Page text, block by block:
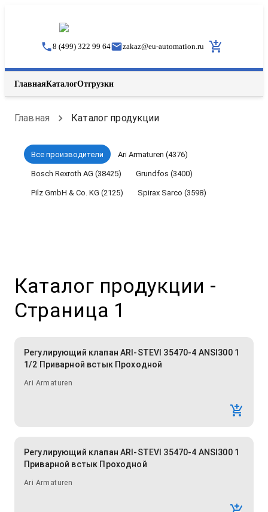
8 (499) 322 99 64 zakaz@eu-automation.ru
ГлавнаяКаталогОтгрузки
Главная Каталог продукции
Все производители Ari Armaturen (4376)
Bosch Rexroth AG (38425) Grundfos (3400)
Pilz GmbH & Co. KG (2125) Spirax Sarco (3598)
Каталог продукции -
Страница 1
Регулирующий клапан ARI-STEVI 35470-4 ANSI300 1
1/2 Приварной встык Проходной
Ari Armaturen
Регулирующий клапан ARI-STEVI 35470-4 ANSI300 1
Приварной встык Проходной
Ari Armaturen